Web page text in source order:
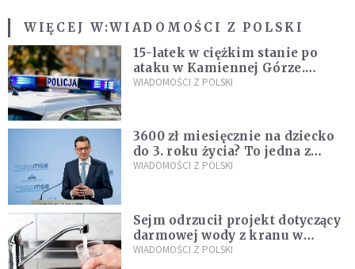
WIĘCEJ W:WIADOMOŚCI Z POLSKI
15-latek w ciężkim stanie po
ataku w Kamiennej Górze.
Policja zatrzymała dwóch
WIADOMOŚCI Z POLSKI
3600 zł miesięcznie na dziecko
do 3. roku życia? To jedna z
propozycji programu "Rozwój
WIADOMOŚCI Z POLSKI
Sejm odrzucił projekt dotyczący
darmowej wody z kranu w
restauracjach
WIADOMOŚCI Z POLSKI